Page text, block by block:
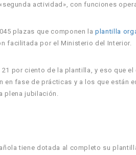
actividad», con funciones
plazas que componen la plantilla
facilitada por el Ministerio del Interior.
21 por ciento de la plantilla, y eso que
en fase de prácticas y a los que están
plena jubilación.
tiene dotada al completo su